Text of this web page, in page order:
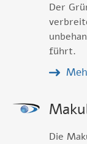
Der
führt.
Die